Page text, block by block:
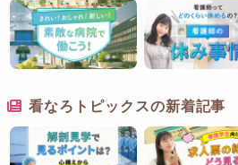
看なろトピックスの新着記事